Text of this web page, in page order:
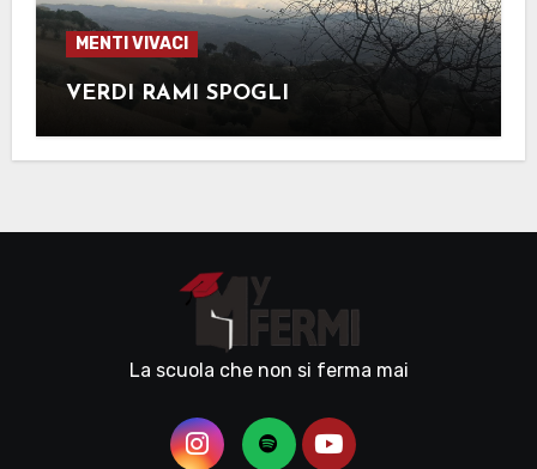
MENTI VIVACI
VERDI RAMI SPOGLI
La scuola che non si ferma mai